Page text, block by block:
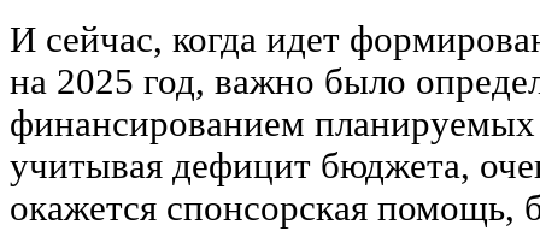
И сейчас, когда идет
на 2025 год, важно было
финансированием
учитывая дефицит бюджета,
окажется спонсорская помощь,